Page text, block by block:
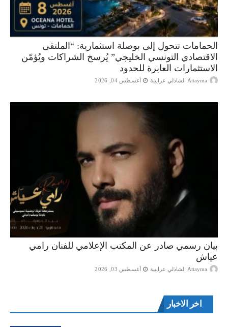
الحمامات تتحول إلى بوصلة استثمارية: “الملتقى
الاقتصادي التونسي الخليجي” يُرسخ الشراكات ويُؤمّن
الاستثمارات العابرة للحدود
Attayma الشاذلي عرايبية أغسطس 04, 2026
بيان رسمي صادر عن المكتب الإعلامي للفنان رامي
عياش
Attayma الشاذلي عرايبية أغسطس 03, 2026
اخر الاخبار